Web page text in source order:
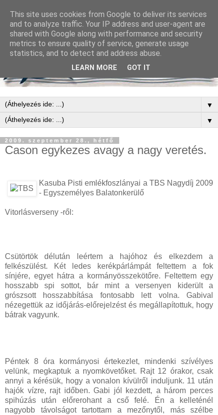
▼
▼
2009. szeptember 28., hétfő
Cason egykezes avagy a nagy veretés.
Kasuba Pisti emlékfoszlányai a TBS Nagydíj 2009
- Egyszemélyes Balatonkerülő
Vitorlásverseny -ről:
Csütörtök délután leértem a hajóhoz és elkezdem a
felkészülést. Két ledes kerékpárlámpát feltettem a fok
sínjére, egyet hátra a kormányösszekötőre. Feltettem egy
hosszabb spi sottot, bár mint a versenyen kiderült a
grószsott hosszabbítása fontosabb lett volna. Gabival
nézegettük az időjárás-előrejelzést és megállapítottuk, hogy
bátrak vagyunk.
Péntek 8 óra kormányosi értekezlet, mindenki szívélyes
velünk, megkaptuk a nyomkövetőket. Rajt 12 órakor, csak
annyi a kérésük, hogy a vonalon kívülről induljunk. 11 után
hajók vízre, rajt időben. Gabi jól kezdett, a három perces
spihúzás után előrerohant a cső felé. Én a kelleténél
nagyobb távolságot tartottam a mezőnytől, más szélbe
This site uses cookies from Google to deliver its services
and to analyze traffic. Your IP address and user-agent are
shared with Google along with performance and security
metrics to ensure quality of service, generate usage
statistics, and to detect and address abuse.
LEARN MORE GOT IT